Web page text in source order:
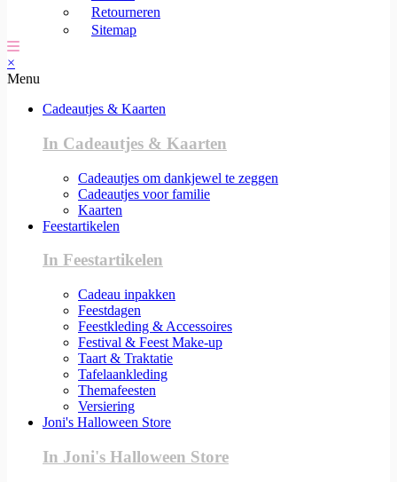
Retourneren
Sitemap
×
Menu
Cadeautjes & Kaarten
In Cadeautjes & Kaarten
Cadeautjes om dankjewel te zeggen
Cadeautjes voor familie
Kaarten
Feestartikelen
In Feestartikelen
Cadeau inpakken
Feestdagen
Feestkleding & Accessoires
Festival & Feest Make-up
Taart & Traktatie
Tafelaankleding
Themafeesten
Versiering
Joni's Halloween Store
In Joni's Halloween Store